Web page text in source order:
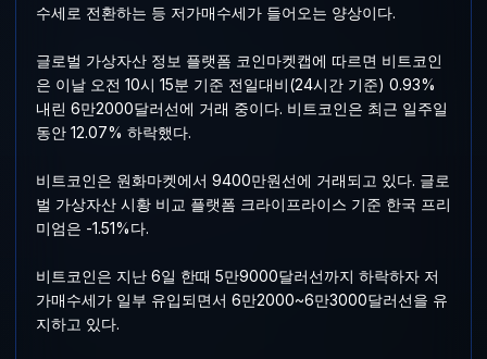
수세로 전환하는 등 저가매수세가 들어오는 양상이다.
글로벌 가상자산 정보 플랫폼 코인마켓캡에 따르면 비트코인
은 이날 오전 10시 15분 기준 전일대비(24시간 기준) 0.93%
내린 6만2000달러선에 거래 중이다. 비트코인은 최근 일주일
동안 12.07% 하락했다.
비트코인은 원화마켓에서 9400만원선에 거래되고 있다. 글로
벌 가상자산 시황 비교 플랫폼 크라이프라이스 기준 한국 프리
미엄은 -1.51%다.
비트코인은 지난 6일 한때 5만9000달러선까지 하락하자 저
가매수세가 일부 유입되면서 6만2000~6만3000달러선을 유
지하고 있다.